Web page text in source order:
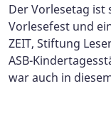
Der Vorlesetag ist
Vorlesefest und
ZEIT, Stiftung
ASB-
war auch in